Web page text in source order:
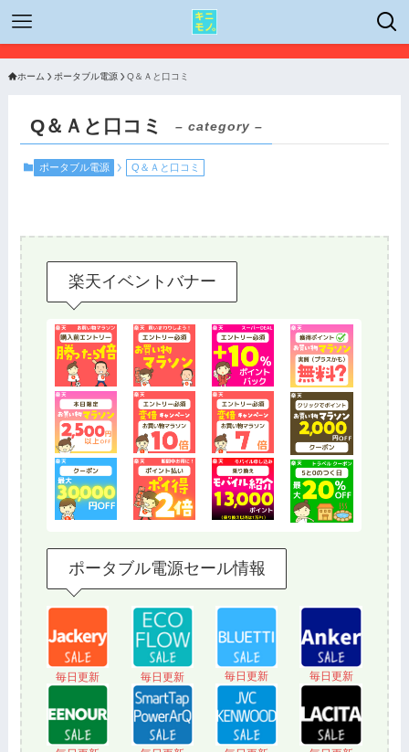
ホーム ポータブル電源 Q＆Ａと口コミ
Q＆Ａと口コミ – category –
ポータブル電源 Q＆Ａと口コミ
楽天イベントバナー
ポータブル電源セール情報
毎日更新 毎日更新 毎日更新 毎日更新